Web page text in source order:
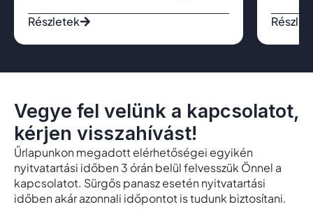
Részletek
Vegye fel velünk a kapcsolatot,
kérjen visszahívást!
Űrlapunkon megadott elérhetőségei egyikén
nyitvatartási időben 3 órán belül felvesszük Önnel a
kapcsolatot. Sürgős panasz esetén nyitvatartási
időben akár azonnali időpontot is tudunk biztosítani.